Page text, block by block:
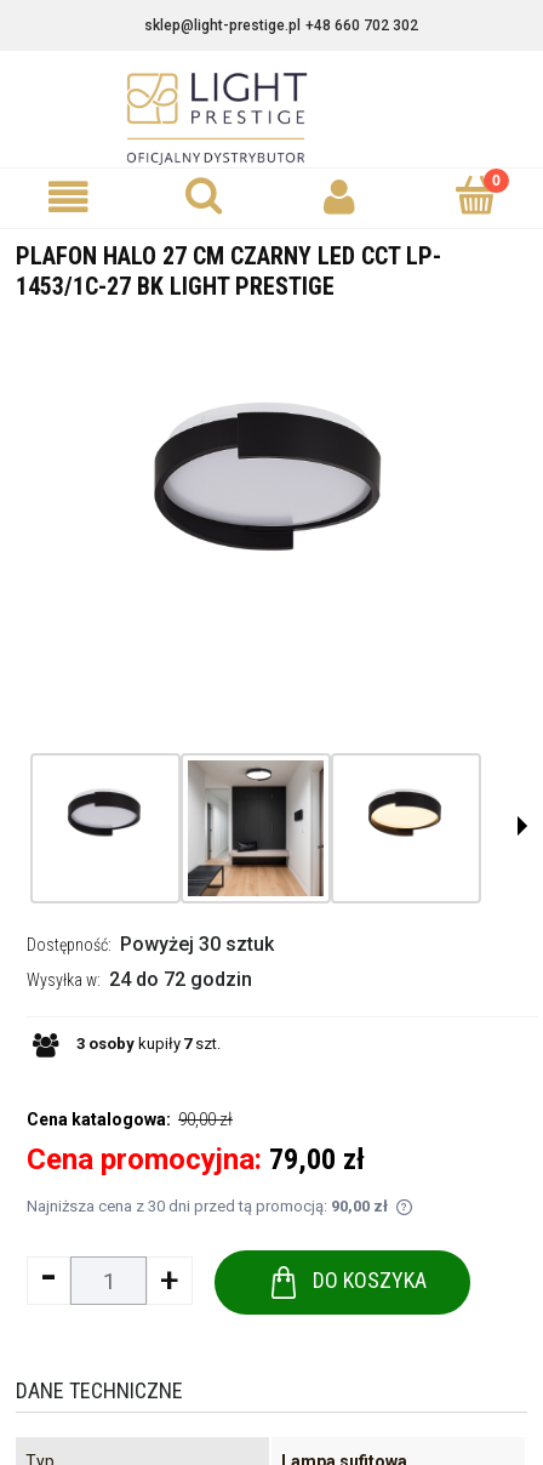
sklep@light-prestige.pl +48 660 702 302
PLAFON HALO 27 CM CZARNY LED CCT LP-
1453/1C-27 BK LIGHT PRESTIGE
Dostępność: Powyżej 30 sztuk
Wysyłka w: 24 do 72 godzin
3 osobykupiły 7 szt.
Cena katalogowa: 90,00 zł
Cena promocyjna: 79,00 zł
Najniższa cena z 30 dni przed tą promocją: 90,00 zł
Jeżeli produkt
30 dni,
momentu, kiedy
- + DO KOSZYKA
DANE TECHNICZNE